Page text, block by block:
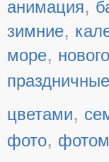
анимация,
зимние,
море,
праздничные
цветами,
фото,